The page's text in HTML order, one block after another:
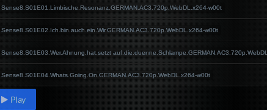
Sense8.S01E01.Limbische.Resonanz.GERMAN.AC3.720p.WebDL.x264-w00t
Sense8.S01E02.Ich.bin.auch.ein.Wir.GERMAN.AC3.720p.WebDL.x264-w00t
Sense8.S01E03.Wer.Ahnung.hat.setzt
Sense8.S01E04.Whats.Going.On.GERMAN.AC3.720p.WebDL.x264-w00t
Play